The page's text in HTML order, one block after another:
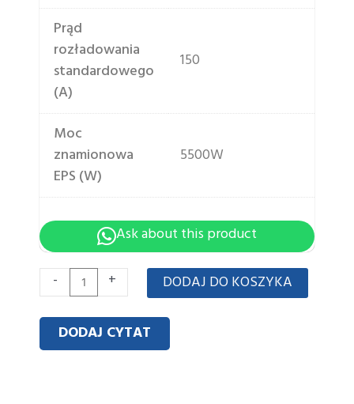
Prąd
rozładowania
standardowego
(A)
150
Moc
znamionowa
EPS (W)
5500W
Ask about this product
-
Ilość
High-
Volt
stacked
+ DODAJ DO KOSZYKA
DODAJ CYTAT